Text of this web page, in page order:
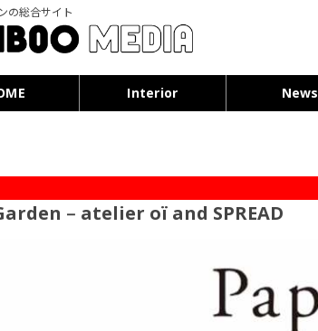
の総合サイト
Interior News
‒ atelier oï and SPREAD